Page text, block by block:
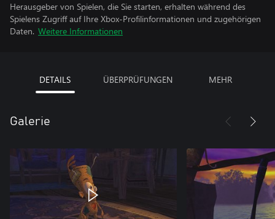
Herausgeber von Spielen, die Sie starten, erhalten während des
Spielens Zugriff auf Ihre Xbox-Profilinformationen und zugehörigen
Daten. Weitere Informationen
DETAILS ÜBERPRÜFUNGEN MEHR
Galerie